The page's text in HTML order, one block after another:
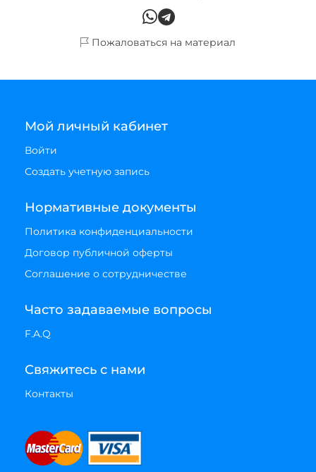
Пожаловаться на материал
Мой личный кабинет
Войти
Создать учетную запись
Нормативные документы
Политика конфиденциальности
Договор публичной оферты
Соглашение о сотрудничестве
Часто задаваемые вопросы
F.A.Q
Свяжитесь с нами
Контакты